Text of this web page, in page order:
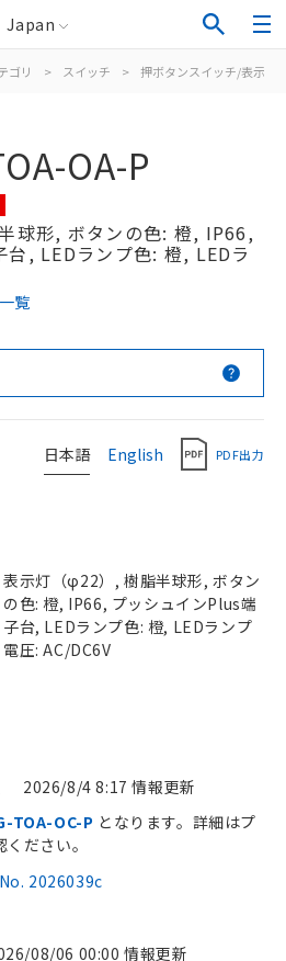
Japan
ゴリ > スイッチ > 押ボタンスイッチ/表示灯
OA-P
球形, ボタンの色: 橙, IP66,
, LEDランプ色: 橙, LEDラ
覧
日本語 English PDF出力
表示灯（φ22）, 樹脂半球形, ボタン
の色: 橙, IP66, プッシュインPlus端
子台, LEDランプ色: 橙, LEDランプ
電圧: AC/DC6V
2026/8/4 8:17 情報更新
2026039c
TOA-OC-P となります。詳細はプ
ださい。
08/06 00:00 情報更新